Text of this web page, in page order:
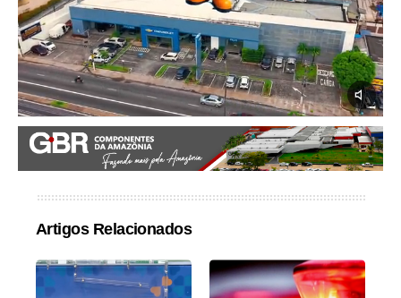
Artigos Relacionados